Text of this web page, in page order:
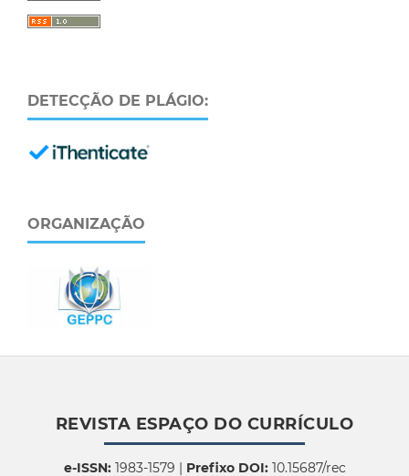
DETECÇÃO DE PLÁGIO:
ORGANIZAÇÃO
REVISTA ESPAÇO DO CURRÍCULO
e-ISSN:1983-1579 | Prefixo DOI:10.15687/rec